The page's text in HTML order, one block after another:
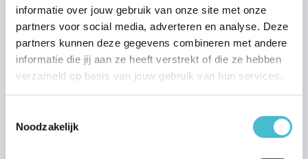
informatie over jouw gebruik van onze site met onze
partners voor social media, adverteren en analyse. Deze
partners kunnen deze gegevens combineren met andere
informatie die jij aan ze heeft verstrekt of die ze hebben
verzameld op basis van jouw gebruik van hun services.
Noodzakelijk
Google Analytics te
verzenden over het
apparaat en het
de bezoeker op
verschillende